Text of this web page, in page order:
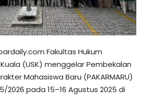
Fakultas Hukum
(USK) menggelar Pembekalan
Mahasiswa Baru (PAKARMARU)
2026 pada 15–16 Agustus 2025 di